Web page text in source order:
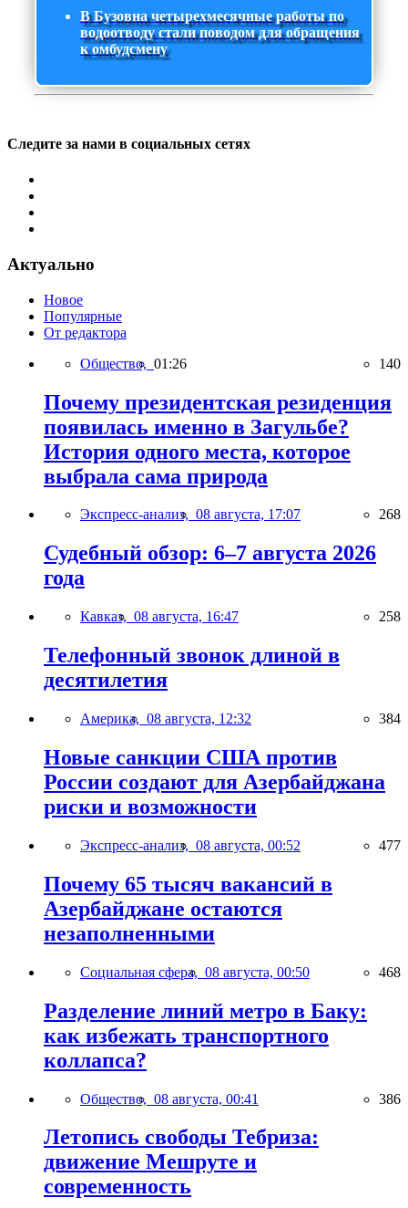
В Бузовна четырехмесячные работы по
водоотводу стали поводом для обращения
к омбудсмену
Следите за нами в социальных сетях
Актуально
Новое
Популярные
От редактора
Общество, 01:26 140
Почему президентская резиденция
появилась именно в Загульбе?
История одного места, которое
выбрала сама природа
Экспресс-анализ, 08 августа, 17:07 268
Судебный обзор: 6–7 августа 2026
года
Кавказ, 08 августа, 16:47 258
Телефонный звонок длиной в
десятилетия
Америка, 08 августа, 12:32 384
Новые санкции США против
России создают для Азербайджана
риски и возможности
Экспресс-анализ, 08 августа, 00:52 477
Почему 65 тысяч вакансий в
Азербайджане остаются
незаполненными
Социальная сфера, 08 августа, 00:50 468
Разделение линий метро в Баку:
как избежать транспортного
коллапса?
Общество, 08 августа, 00:41 386
Летопись свободы Тебриза:
движение Мешруте и
современность